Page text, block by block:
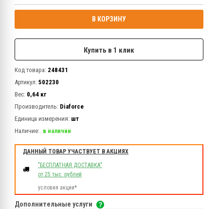
В КОРЗИНУ
Купить в 1 клик
Код товара: 248431
Артикул: 502230
Вес: 0,64 кг
Производитель: Diaforce
Единица измерения: шт
Наличие: в наличии
ДАННЫЙ ТОВАР УЧАСТВУЕТ В АКЦИЯХ
"БЕСПЛАТНАЯ ДОСТАВКА"
от 25 тыс. рублей
условия акции*
Дополнительные услуги